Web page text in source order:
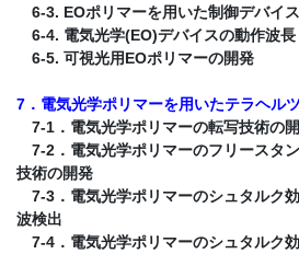
6-3. EOポリマーを用いた制御デバイス
6-4. 電気光学(EO)デバイスの動作波長
6-5. 可視光用EOポリマーの開発
7．電気光学ポリマーを用いたテラヘル
7-1．電気光学ポリマーの転写技術の
7-2．電気光学ポリマーのフリースタ
技術の開発
7-3．電気光学ポリマーのシュタルク
波検出
7-4．電気光学ポリマーのシュタルク